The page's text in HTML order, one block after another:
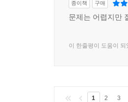
종이책 구매
문제는 어렵지만
이 한줄평이 도움이 되
1 2 3